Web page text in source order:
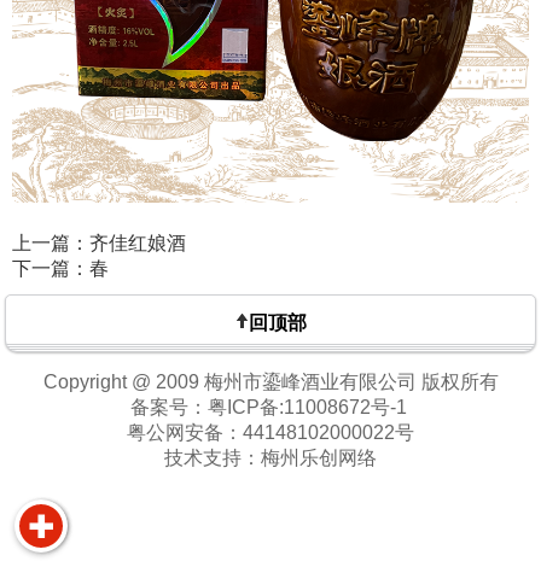
上一篇：齐佳红娘酒
下一篇：春
回顶部
Copyright @ 2009 梅州市鎏峰酒业有限公司 版权所有
备案号： 粤ICP备:11008672号-1
粤公网安备： 44148102000022号
技术支持： 梅州乐创网络